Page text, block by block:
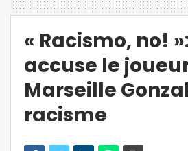
« Racismo, no!
accuse le
Marseille
racisme